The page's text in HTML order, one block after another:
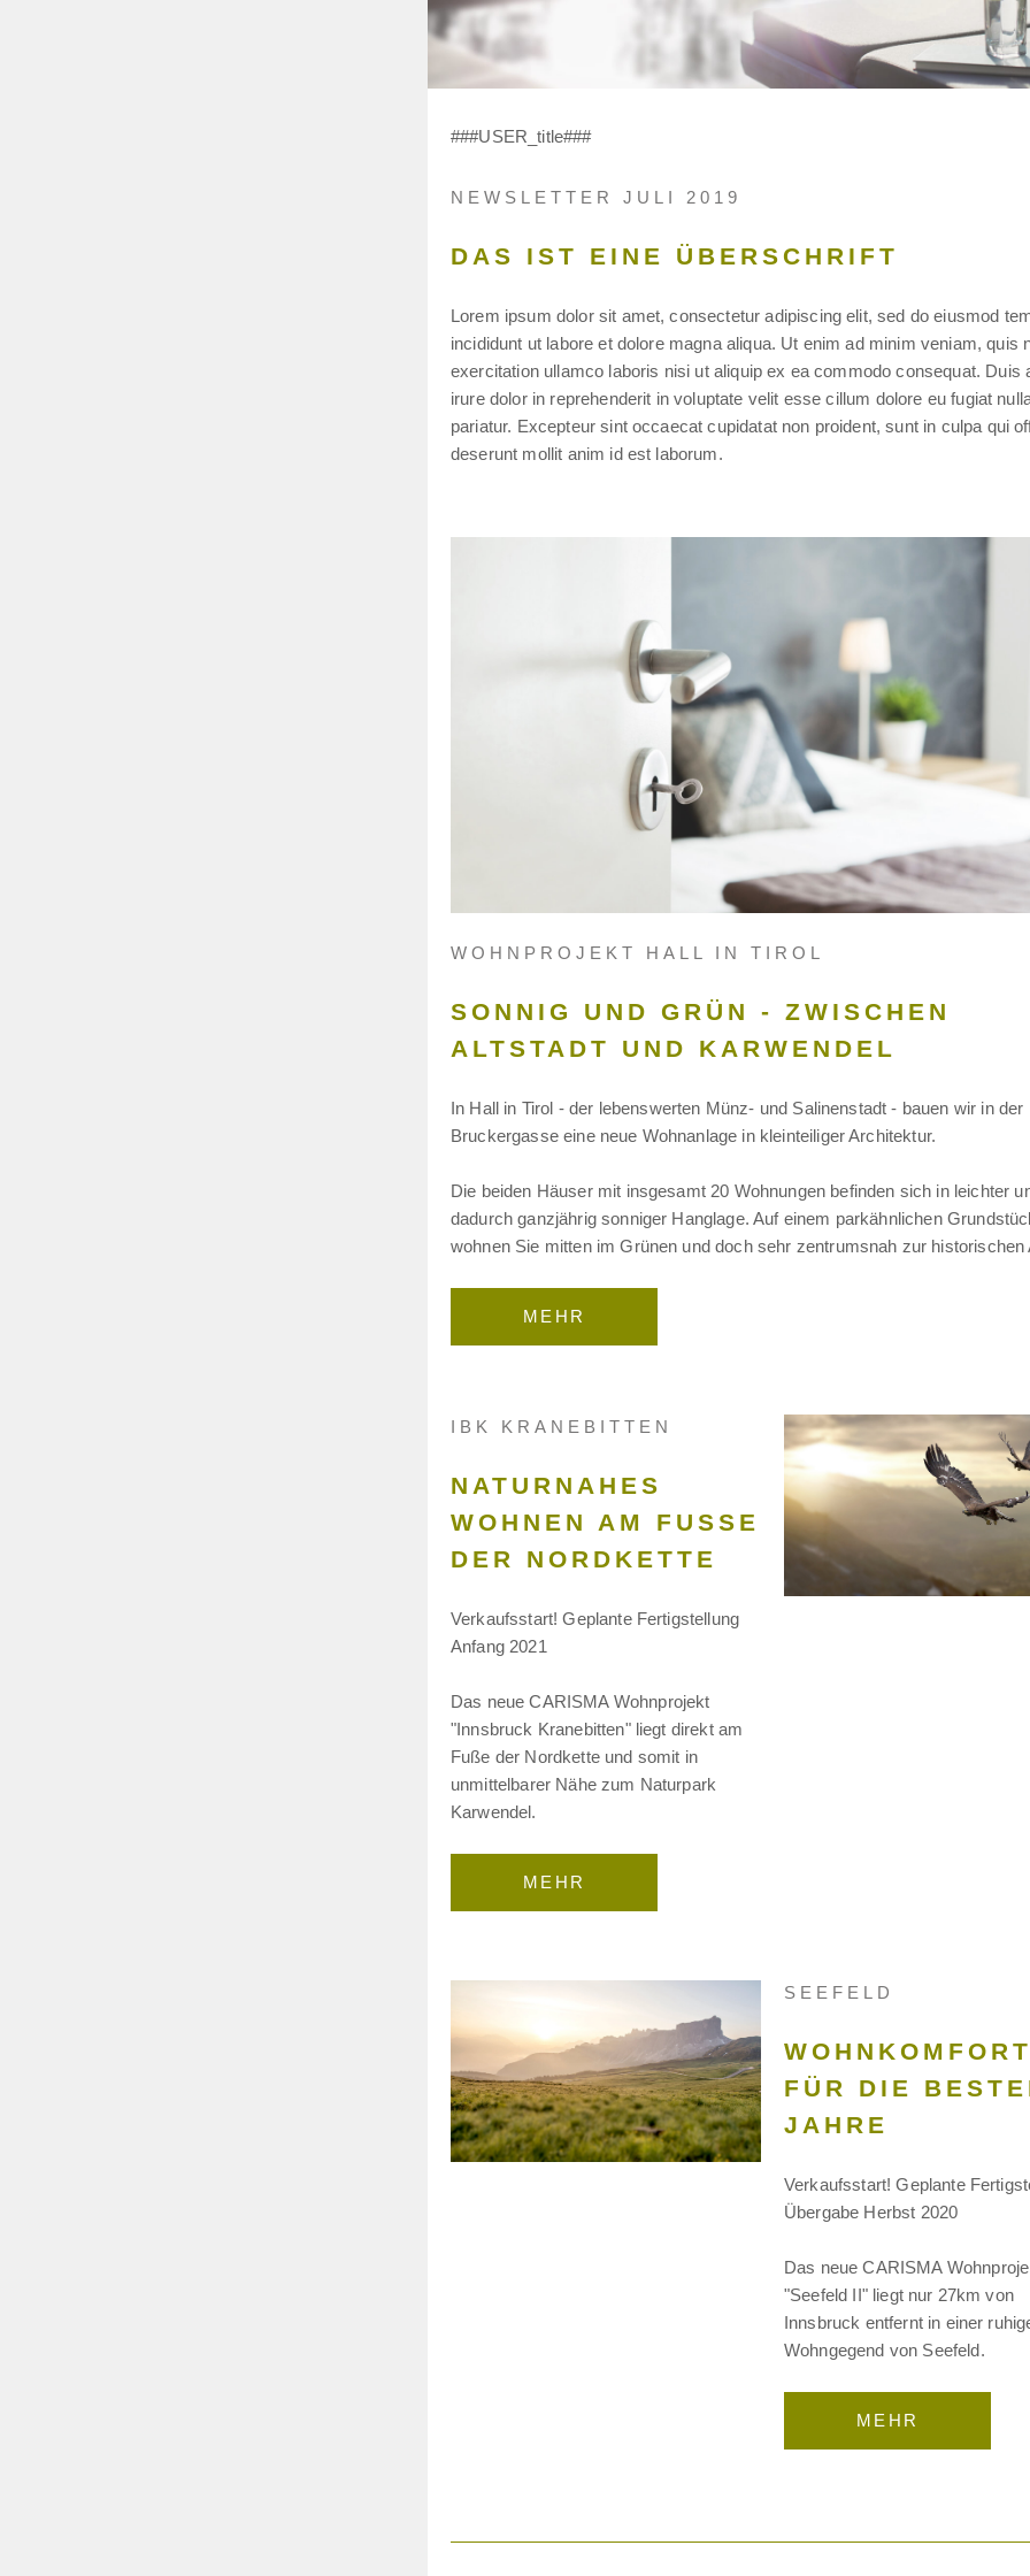
###USER_title###
NEWSLETTER JULI 2019
DAS IST EINE ÜBERSCHRIFT
Lorem ipsum dolor sit amet, consectetur adipiscing elit, sed do eiusmod
incididunt ut labore et dolore magna aliqua. Ut enim ad minim veniam, quis
exercitation ullamco laboris nisi ut aliquip ex ea commodo consequat. Duis
irure dolor in reprehenderit in voluptate velit esse cillum dolore eu fugiat
pariatur. Excepteur sint occaecat cupidatat non proident, sunt in culpa qui
deserunt mollit anim id est laborum.
WOHNPROJEKT HALL IN TIROL
SONNIG UND GRÜN - ZWISCHEN
ALTSTADT UND KARWENDEL
In Hall in Tirol - der lebenswerten Münz- und Salinenstadt - bauen wir in der
Bruckergasse eine neue Wohnanlage in kleinteiliger Architektur.
Die beiden Häuser mit insgesamt 20 Wohnungen befinden sich in leichter
dadurch ganzjährig sonniger Hanglage. Auf einem parkähnlichen
wohnen Sie mitten im Grünen und doch sehr zentrumsnah zur historischen
MEHR
IBK KRANEBITTEN
NATURNAHES
WOHNEN AM FUSSE D
ER NORDKETTE
Verkaufsstart! Geplante Fertigstellung
Anfang 2021
Das neue CARISMA Wohnprojekt
"Innsbruck Kranebitten" liegt direkt am
Fuße der Nordkette und somit in
unmittelbarer Nähe zum Naturpark
Karwendel.
MEHR
SEEFELD
FÜR DIE
JAHRE
Verkaufsstart! Geplante
Übergabe Herbst 2020
Das neue CARISMA
"Seefeld II" liegt nur 27km von
Innsbruck entfernt in einer
Wohngegend von Seefeld.
MEHR